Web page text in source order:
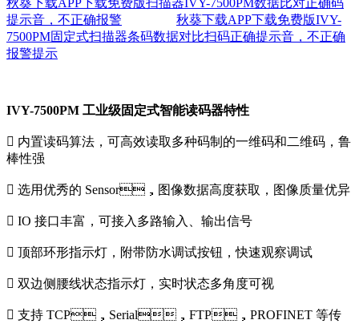
秋葵下载APP下载免费版扫描器IVY-7500PM数据比对正确码
提示音，不正确报警
秋葵下载APP下载免费版IVY-
7500PM固定式扫描器条码数据对比扫码正确提示音，不正确
报警提示
IVY-7500PM 工业级固定式智能读码器特性
 内置读码算法，可高效读取多种码制的一维码和二维码，鲁
棒性强
 选用优秀的 Sensor，图像数据高度获取，图像质量优异
 IO 接口丰富，可接入多路输入、输出信号
 顶部环形指示灯，附带防水调试按钮，快速观察调试
 双边侧腰线状态指示灯，实时状态多角度可视
 支持 TCP，Serial，FTP，PROFINET 等传